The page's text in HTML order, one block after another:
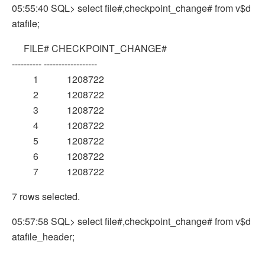
05:55:40 SQL> select file#,checkpoint_change# from v$d
atafile;
FILE# CHECKPOINT_CHANGE#
---------- ------------------
1 1208722
2 1208722
3 1208722
4 1208722
5 1208722
6 1208722
7 1208722
7 rows selected.
05:57:58 SQL> select file#,checkpoint_change# from v$d
atafile_header;